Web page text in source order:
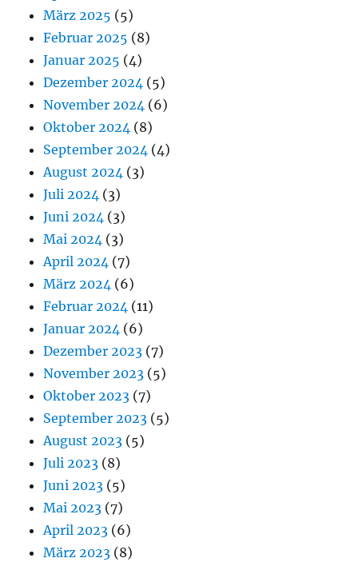
März 2025 (5)
Februar 2025 (8)
Januar 2025 (4)
Dezember 2024 (5)
November 2024 (6)
Oktober 2024 (8)
September 2024 (4)
August 2024 (3)
Juli 2024 (3)
Juni 2024 (3)
Mai 2024 (3)
April 2024 (7)
März 2024 (6)
Februar 2024 (11)
Januar 2024 (6)
Dezember 2023 (7)
November 2023 (5)
Oktober 2023 (7)
September 2023 (5)
August 2023 (5)
Juli 2023 (8)
Juni 2023 (5)
Mai 2023 (7)
April 2023 (6)
März 2023 (8)